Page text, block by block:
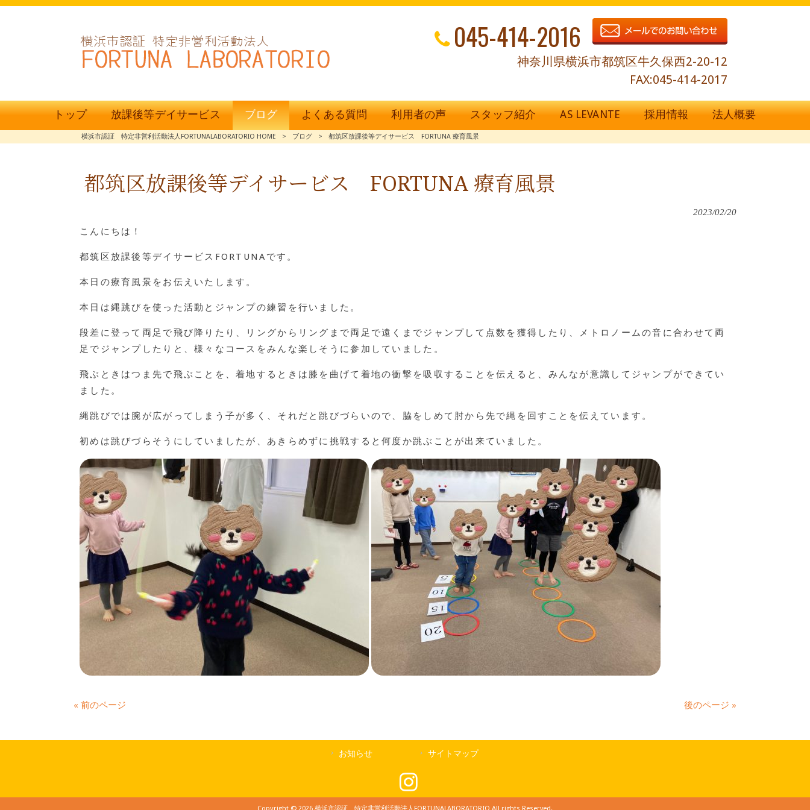
045-414-2016
神奈川県横浜市都筑区牛久保西2-20-12
FAX:045-414-2017
トップ 放課後等デイサービス ブログ よくある質問 利用者の声 スタッフ紹介 AS LEVANTE 採用情報 法人概要
横浜市認証 特定非営利活動法人FORTUNALABORATORIO HOME > ブログ > 都筑区放課後等デイサービス FORTUNA 療育風景
都筑区放課後等デイサービス FORTUNA 療育風景
2023/02/20
こんにちは！
都筑区放課後等デイサービスFORTUNAです。
本日の療育風景をお伝えいたします。
本日は縄跳びを使った活動とジャンプの練習を行いました。
段差に登って両足で飛び降りたり、リングからリングまで両足で遠くまでジャンプして点数を獲得したり、メトロノームの音に合わせて両
足でジャンプしたりと、様々なコースをみんな楽しそうに参加していました。
飛ぶときはつま先で飛ぶことを、着地するときは膝を曲げて着地の衝撃を吸収することを伝えると、みんなが意識してジャンプができてい
ました。
縄跳びでは腕が広がってしまう子が多く、それだと跳びづらいので、脇をしめて肘から先で縄を回すことを伝えています。
初めは跳びづらそうにしていましたが、あきらめずに挑戦すると何度か跳ぶことが出来ていました。
« 前のページ 後のページ »
お知らせ サイトマップ
Copyright © 2026 横浜市認証 特定非営利活動法人FORTUNALABORATORIO All rights Reserved.